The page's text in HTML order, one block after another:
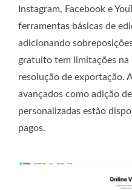
Instagram, Facebook e
ferramentas básicas de
adicionando
gratuito tem limitações na
resolução de exportação.
avançados como adição
personalizadas estão
pagos.